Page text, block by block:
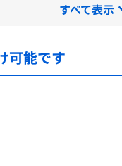
すべて表示
可能です